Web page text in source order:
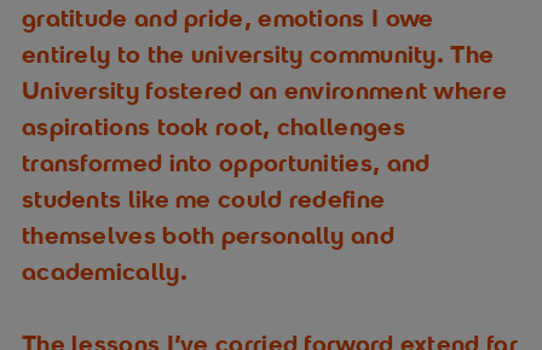
gratitude and pride, emotions I owe
entirely to the university community. The
University fostered an environment where
aspirations took root, challenges
transformed into opportunities, and
students like me could redefine
themselves both personally and
academically.